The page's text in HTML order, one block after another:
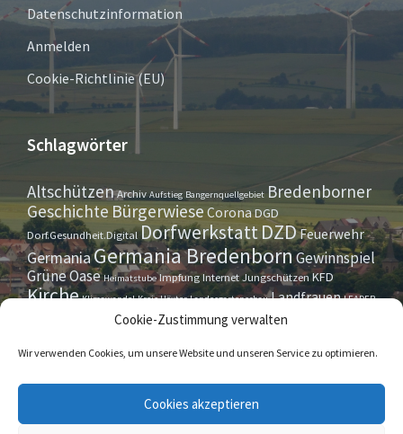
Cookie-Zustimmung verwalten
Wir verwenden Cookies, um unsere Website und unseren Service zu optimieren.
Cookies akzeptieren
Datenschutzinformation
Anmelden
Cookie-Richtlinie (EU)
Schlagwörter
AltschützenArchiv Aufstieg Bangernquellgebiet Bredenborner
Geschichte Bürgerwiese CoronaDGD
Dorf.Gesundheit.Digital DorfwerkstattDZDFeuerwehr
GermaniaGermania BredenbornGewinnspiel
Grüne Oase Heimatstube ImpfungInternetJungschützenKFD
Kirche Klimawandel Kreis Höxter Landesgartenschau Landfrauen LEADER
Maurer- u. HandwerkervereinOktoberfest
Straßensperrung Tennis Theatergruppe Tipps & Tricks
www.marienmünster.de